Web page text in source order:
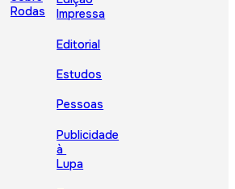
Rodas
Impressa
Editorial
Estudos
Pessoas
Publicidade
à
Lupa